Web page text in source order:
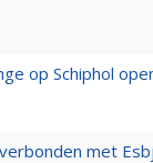
op Schiphol
met